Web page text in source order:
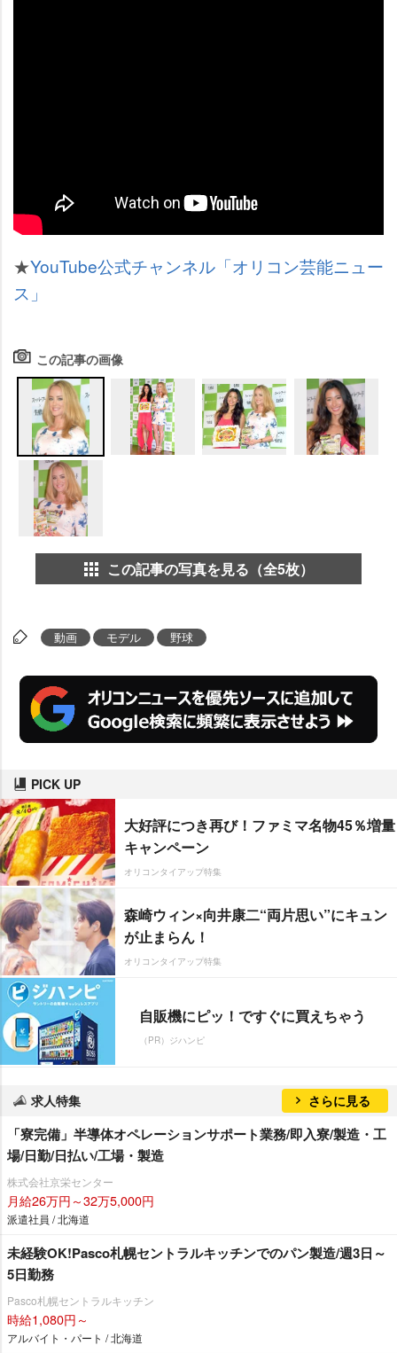
★YouTube公式チャンネル「オリコン芸能ニュー
ス」
この記事の画像
この記事の写真を見る（全5枚）
動画 モデル 野球
PICK UP
大好評につき再び！ファミマ名物45％増量
キャンペーン
オリコンタイアップ特集
森崎ウィン×向井康二“両片思い”にキュン
が止まらん！
オリコンタイアップ特集
自販機にピッ！ですぐに買えちゃう
（PR）ジハンピ
求人特集 さらに見る
「寮完備」半導体オペレーションサポート業務/即入寮/製造・工
場/日勤/日払い/工場・製造
株式会社京栄センター
月給26万円～32万5,000円
派遣社員 / 北海道
未経験OK!Pasco札幌セントラルキッチンでのパン製造/週3日～
5日勤務
Pasco札幌セントラルキッチン
時給1,080円～
アルバイト・パート / 北海道